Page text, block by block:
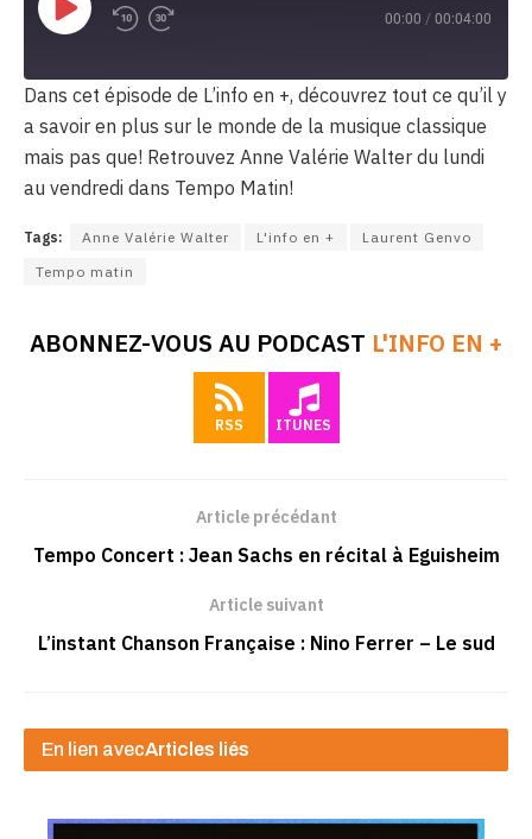
Play
Episode
00:00 / 00:04:00
Dans cet épisode de L’info en +, découvrez tout ce qu’il y
a savoir en plus sur le monde de la musique classique
mais pas que! Retrouvez Anne Valérie Walter du lundi
au vendredi dans Tempo Matin!
Tags: Anne Valérie Walter L'info en +
Laurent Genvo
Tempo matin
ABONNEZ-VOUS AU PODCAST L'INFO EN +
RSS ITUNES
Article précédant
Tempo Concert : Jean Sachs en récital à Eguisheim
Article suivant
L’instant Chanson Française : Nino Ferrer – Le sud
En lien avecArticles liés